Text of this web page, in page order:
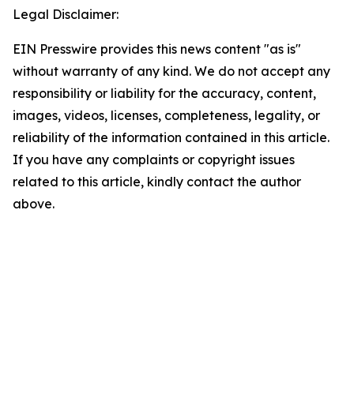
Legal Disclaimer:
EIN Presswire provides this news content "as is"
without warranty of any kind. We do not accept any
responsibility or liability for the accuracy, content,
images, videos, licenses, completeness, legality, or
reliability of the information contained in this article.
If you have any complaints or copyright issues
related to this article, kindly contact the author
above.